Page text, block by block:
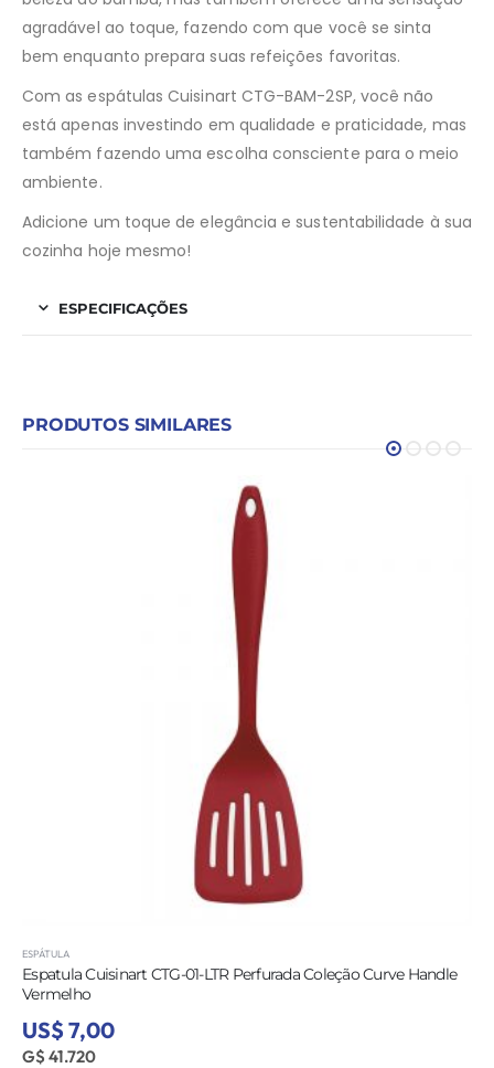
agradável ao toque, fazendo com que você se sinta
bem enquanto prepara suas refeições favoritas.
Com as espátulas Cuisinart CTG-BAM-2SP, você não
está apenas investindo em qualidade e praticidade, mas
também fazendo uma escolha consciente para o meio
ambiente.
Adicione um toque de elegância e sustentabilidade à sua
cozinha hoje mesmo!
ESPECIFICAÇÕES
PRODUTOS SIMILARES
ESPÁTULA
Espatula Cuisinart CTG-01-LTR Perfurada Coleção Curve Handle
Vermelho
US$ 7,00
G$ 41.720